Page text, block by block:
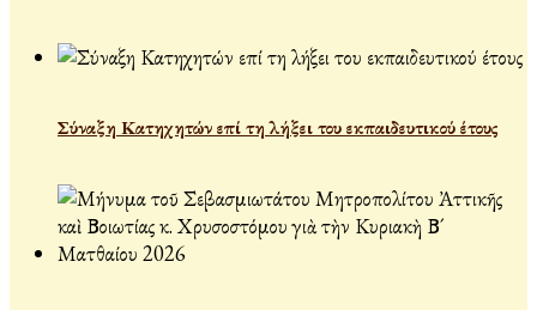
Σύναξη Κατηχητών επί τη λήξει του εκπαιδευτικού έτους